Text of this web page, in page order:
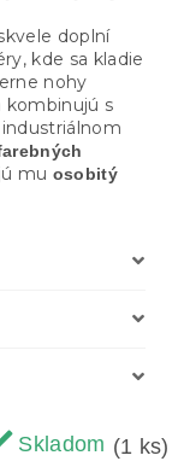
Skladom (1 ks)
doplní
kde sa kladie
nohy
kombinujú s
mu osobitý